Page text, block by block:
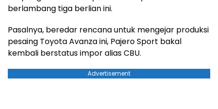
berlambang tiga berlian ini.
Pasalnya, beredar rencana untuk mengejar produksi
pesaing Toyota Avanza ini, Pajero Sport bakal
kembali berstatus impor alias CBU.
Advertisement